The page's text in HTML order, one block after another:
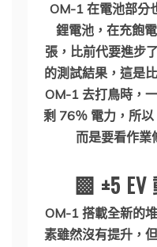
OM-1 在電池部分
鋰電池，在充飽
張，比前代要進步
的測試結果，這是
OM-1 去打鳥時，
剩 76％ 電力，所
而是要看作業
▩ ±5 EV
OM-1 搭載全新的
素雖然沒有提升，